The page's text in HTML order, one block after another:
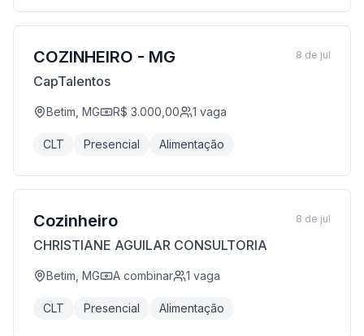
COZINHEIRO - MG
CapTalentos
Betim, MG R$ 3.000,00 1 vaga
CLT Presencial Alimentação
8 de jul
Cozinheiro
CHRISTIANE AGUILAR CONSULTORIA
Betim, MG A combinar 1 vaga
CLT Presencial Alimentação
8 de jul